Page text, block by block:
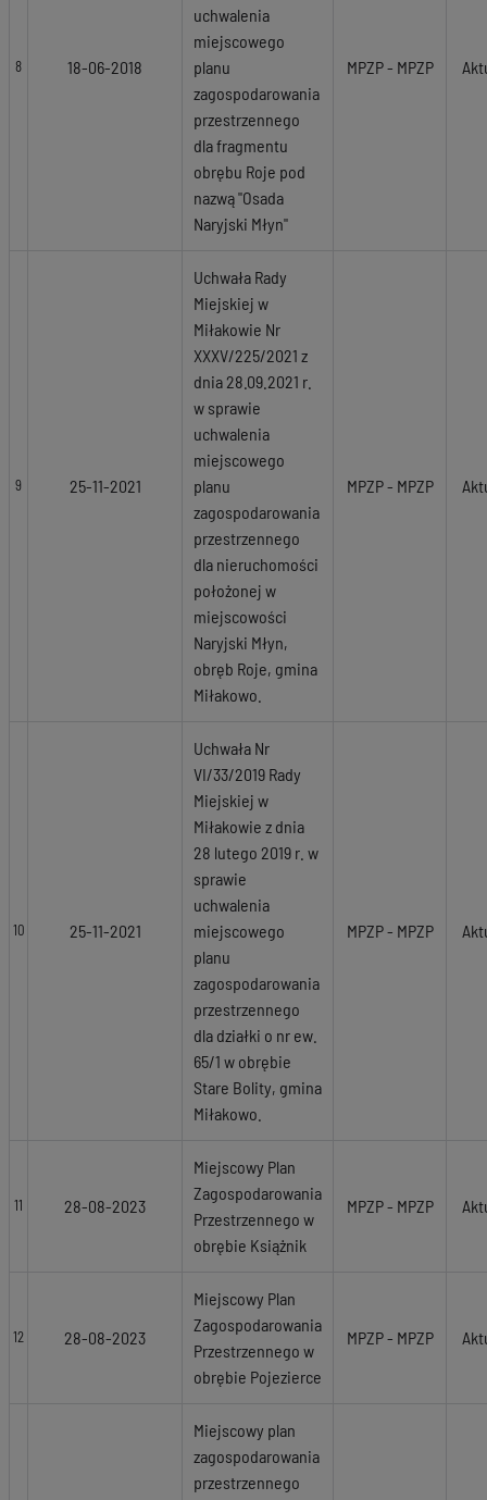
8 18-06-2018
uchwalenia
miejscowego
planu
zagospodarowania
przestrzennego
dla fragmentu
obrębu Roje pod
nazwą "Osada
Naryjski Młyn"
MPZP - MPZP
9 25-11-2021
Uchwała Rady
Miejskiej w
Miłakowie Nr
XXXV/225/2021 z
dnia 28.09.2021 r.
w sprawie
uchwalenia
miejscowego
planu
zagospodarowania
przestrzennego
dla nieruchomości
położonej w
miejscowości
Naryjski Młyn,
obręb Roje, gmina
Miłakowo.
MPZP - MPZP
10 25-11-2021
Uchwała Nr
VI/33/2019 Rady
Miejskiej w
Miłakowie z dnia
28 lutego 2019 r. w
sprawie
uchwalenia
miejscowego
planu
zagospodarowania
przestrzennego
dla działki o nr ew.
65/1 w obrębie
Stare Bolity, gmina
Miłakowo.
MPZP - MPZP
11 28-08-2023
Miejscowy Plan
Zagospodarowania
Przestrzennego w
obrębie Książnik
MPZP - MPZP
12 28-08-2023
Miejscowy Plan
Zagospodarowania
Przestrzennego w
obrębie Pojezierce
MPZP - MPZP
Miejscowy plan
zagospodarowania
przestrzennego